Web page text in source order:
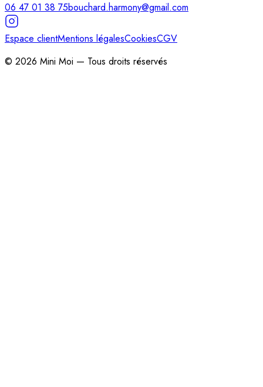
06 47 01 38 75bouchard.harmony@gmail.com
Espace clientMentions légalesCookiesCGV
© 2026 Mini Moi — Tous droits réservés